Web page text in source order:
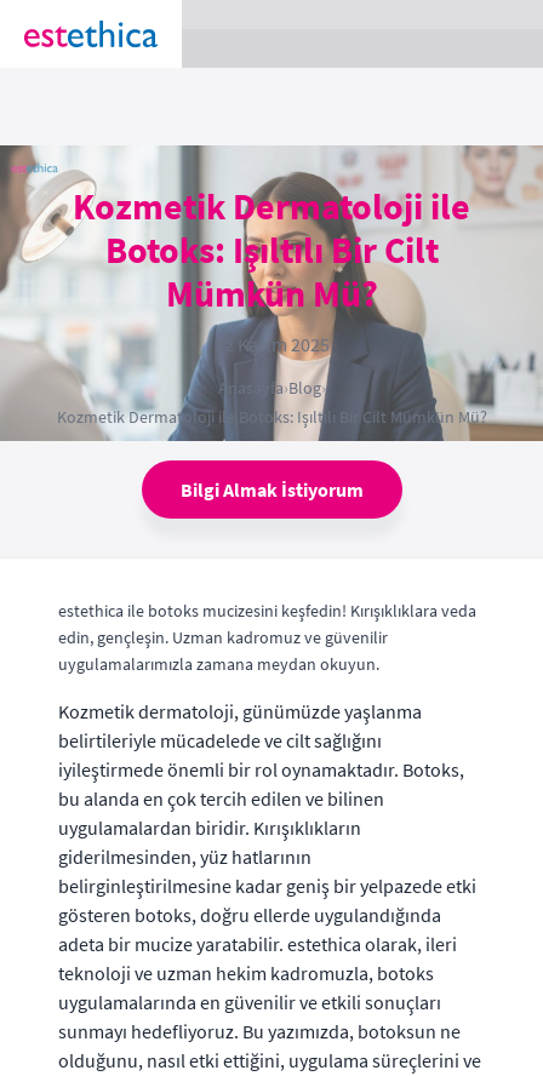
section Service {
Kozmetik Dermatoloji ile
Botoks: Işıltılı Bir Cilt
Mümkün Mü?
12 Kasım 2025
Anasayfa›Blog›
Kozmetik Dermatoloji ile Botoks: Işıltılı Bir Cilt Mümkün Mü?
Bilgi Almak İstiyorum
estethica ile botoks mucizesini keşfedin! Kırışıklıklara veda
edin, gençleşin. Uzman kadromuz ve güvenilir
uygulamalarımızla zamana meydan okuyun.
Kozmetik dermatoloji, günümüzde yaşlanma
belirtileriyle mücadelede ve cilt sağlığını
iyileştirmede önemli bir rol oynamaktadır. Botoks,
bu alanda en çok tercih edilen ve bilinen
uygulamalardan biridir. Kırışıklıkların
giderilmesinden, yüz hatlarının
belirginleştirilmesine kadar geniş bir yelpazede etki
gösteren botoks, doğru ellerde uygulandığında
adeta bir mucize yaratabilir. estethica olarak, ileri
teknoloji ve uzman hekim kadromuzla, botoks
uygulamalarında en güvenilir ve etkili sonuçları
sunmayı hedefliyoruz. Bu yazımızda, botoksun ne
olduğunu, nasıl etki ettiğini, uygulama süreçlerini ve